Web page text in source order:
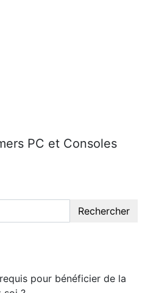
PC et Consoles
Rechercher
pour bénéficier de la